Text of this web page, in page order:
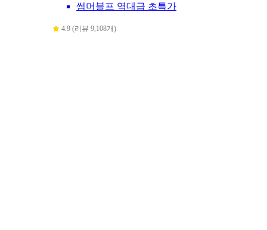
썸머블프 역대급 초특가
4.9 (리뷰 9,108개)